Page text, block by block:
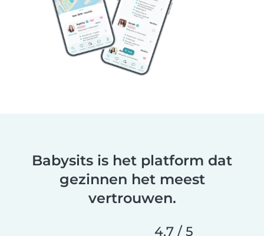
Babysits is het platform dat
gezinnen het meest
vertrouwen.
4,7 / 5